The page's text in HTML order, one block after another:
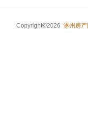
Copyright©2026 涿州房